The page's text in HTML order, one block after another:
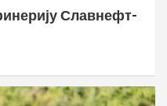
Славнефт-